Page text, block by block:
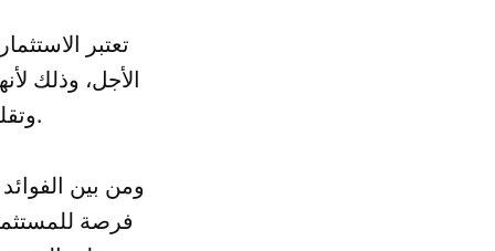
تعتبر
الأجل، وذلك
وتقلل من المخاطر المرتبطة بالتقلبات اليومية في أسعار الأسهم.
ومن بين
فرصة